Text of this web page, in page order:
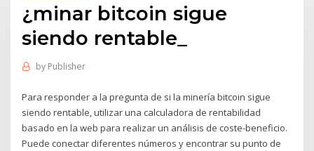
¿minar bitcoin sigue
siendo rentable_
by Publisher
Para responder a la pregunta de si la minería bitcoin sigue
siendo rentable, utilizar una calculadora de rentabilidad
basado en la web para realizar un análisis de coste-beneficio.
Puede conectar diferentes números y encontrar su punto de